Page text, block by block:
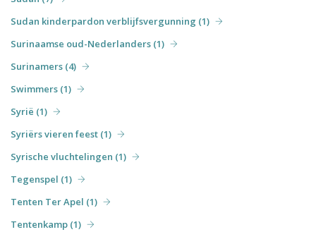
Sudan kinderpardon verblijfsvergunning (1)
Surinaamse oud-Nederlanders (1)
Surinamers (4)
Swimmers (1)
Syrië (1)
Syriërs vieren feest (1)
Syrische vluchtelingen (1)
Tegenspel (1)
Tenten Ter Apel (1)
Tentenkamp (1)